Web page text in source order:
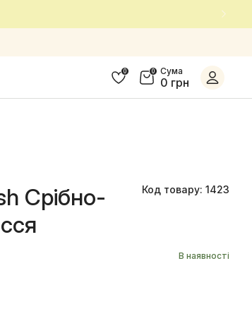
0 0 Сума
0 грн
Срібно-
Код товару: 1423
В наявності